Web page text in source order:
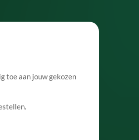
toe aan jouw gekozen